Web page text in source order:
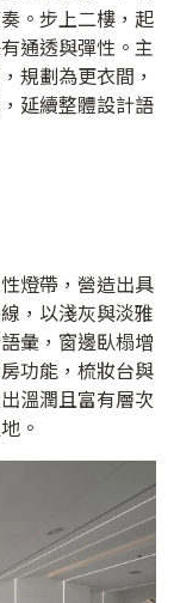
。步上二樓，起
通透與彈性。主
規劃為更衣間，
延續整體設計語
燈帶，營造出具
，以淺灰與淡雅
彙，窗邊臥榻增
功能，梳妝台與
溫潤且富有層次
。